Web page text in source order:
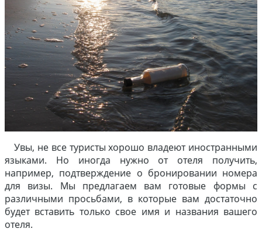
Увы, не все туристы хорошо владеют иностранными
языками. Но иногда нужно от отеля получить,
например, подтверждение о бронировании номера
для визы. Мы предлагаем вам готовые формы с
различными просьбами, в которые вам достаточно
будет вставить только свое имя и названия вашего
отеля.